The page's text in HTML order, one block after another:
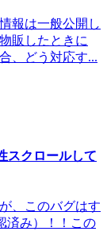
報は一般公開し
販したときに
、どう対応す...
スクロールして
、このバグはす
済み）！！この